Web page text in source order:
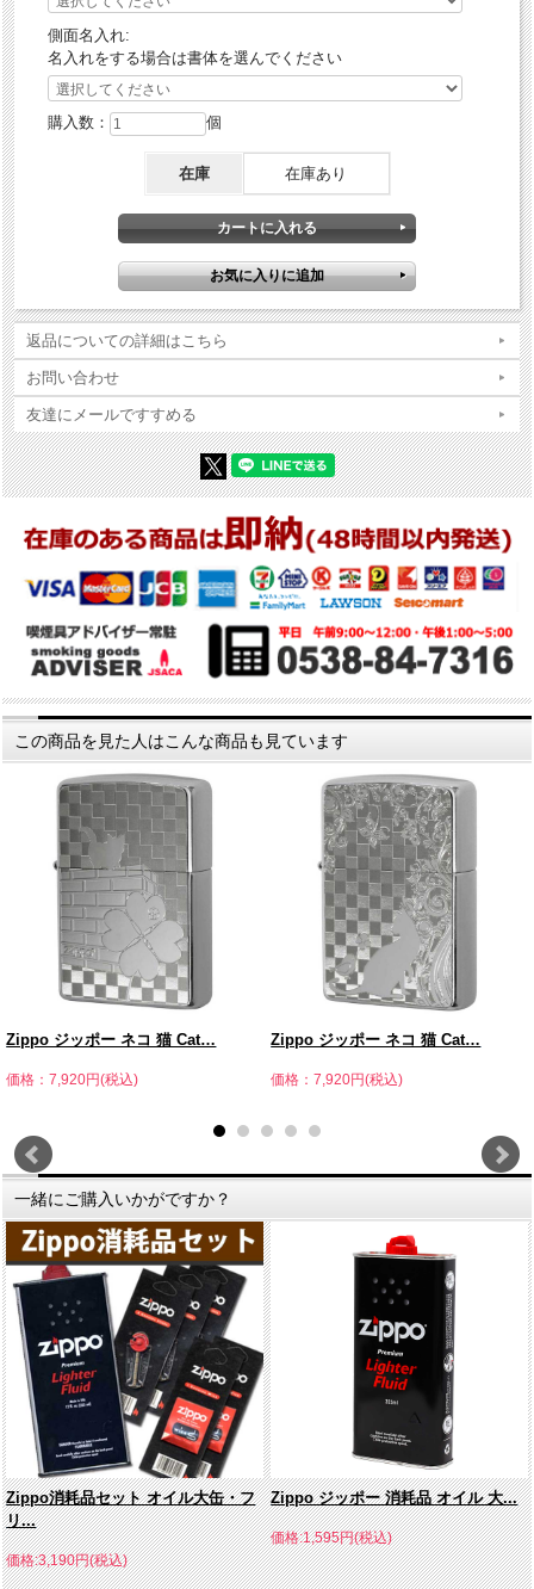
側面名入れ:
名入れをする場合は書体を選んでください
購入数： 個
在庫 在庫あり
返品についての詳細はこちら
お問い合わせ
友達にメールですすめる
この商品を見た人はこんな商品も見ています
Zippo ジッポー ネコ 猫 Cat…
価格：7,920円(税込)
Zippo ジッポー ネコ 猫 Cat…
価格：7,920円(税込)
一緒にご購入いかがですか？
Zippo消耗品セット オイル大缶・フ
リ...
価格:3,190円(税込)
Zippo ジッポー 消耗品 オイル 大...
価格:1,595円(税込)